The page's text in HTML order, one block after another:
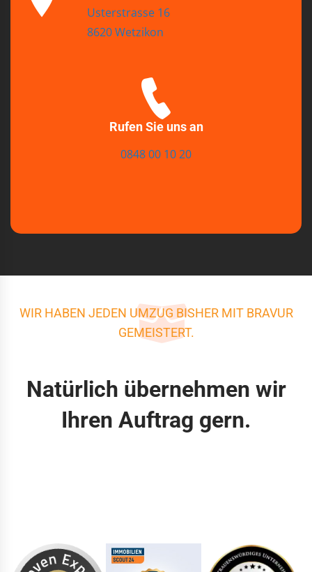
Usterstrasse 16
8620 Wetzikon
Rufen Sie uns an
0848 00 10 20
WIR HABEN JEDEN UMZUG BISHER MIT BRAVUR
GEMEISTERT.
Natürlich übernehmen wir
Ihren Auftrag gern.